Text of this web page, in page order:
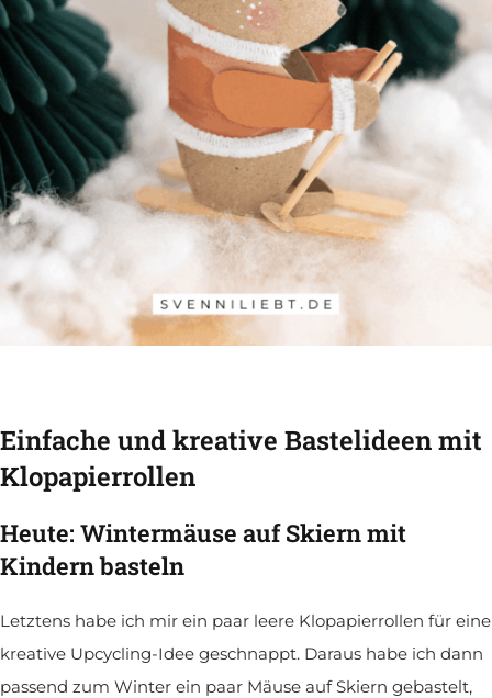
Einfache und kreative Bastelideen mit
Klopapierrollen
Heute: Wintermäuse auf Skiern mit
Kindern basteln
Letztens habe ich mir ein paar leere Klopapierrollen für eine
kreative Upcycling-Idee geschnappt. Daraus habe ich dann
passend zum Winter ein paar Mäuse auf Skiern gebastelt,